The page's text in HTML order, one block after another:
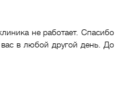
не работает. Спасибо
в любой другой день. До